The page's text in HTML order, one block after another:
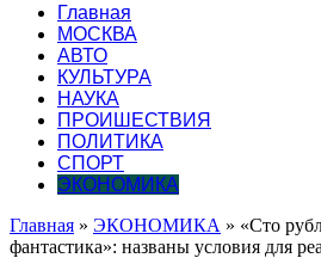
Главная
МОСКВА
АВТО
КУЛЬТУРА
НАУКА
ПРОИШЕСТВИЯ
ПОЛИТИКА
СПОРТ
ЭКОНОМИКА
Главная » ЭКОНОМИКА » «Сто
фантастика»: названы условия для